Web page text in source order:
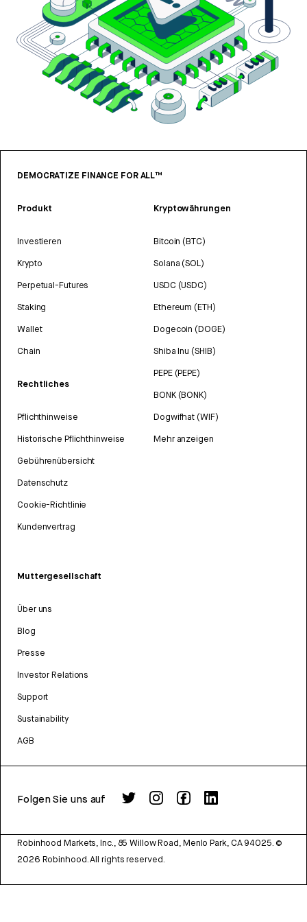
DEMOCRATIZE FINANCE FOR ALL™
Produkt
Investieren
Krypto
Perpetual-Futures
Staking
Wallet
Chain
Rechtliches
Pflichthinweise
Historische Pflichthinweise
Gebührenübersicht
Datenschutz
Cookie-Richtlinie
Kundenvertrag
Kryptowährungen
Bitcoin (BTC)
Solana (SOL)
USDC (USDC)
Ethereum (ETH)
Dogecoin (DOGE)
Shiba Inu (SHIB)
PEPE (PEPE)
BONK (BONK)
Dogwifhat (WIF)
Mehr anzeigen
Muttergesellschaft
Über uns
Blog
Presse
Investor Relations
Support
Sustainability
AGB
Folgen Sie uns auf
Robinhood Markets, Inc., 85 Willow Road, Menlo Park, CA 94025. ©
2026 Robinhood. All rights reserved.